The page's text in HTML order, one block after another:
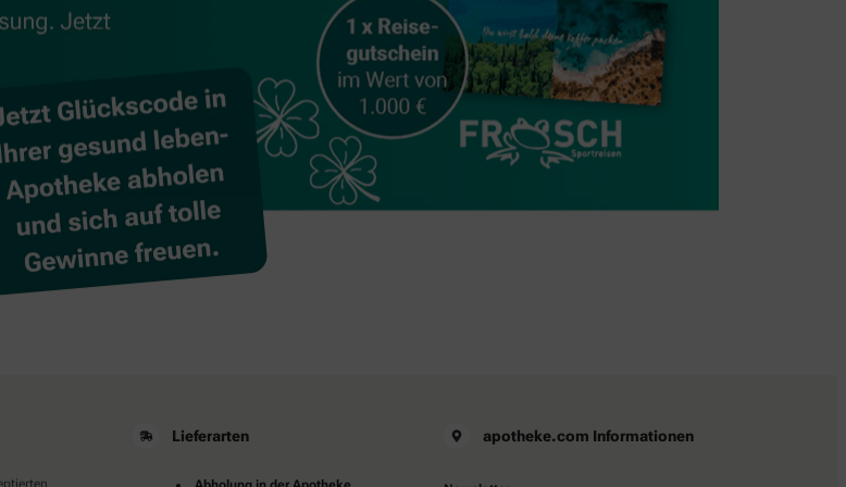
Lieferarten apotheke.com Informationen